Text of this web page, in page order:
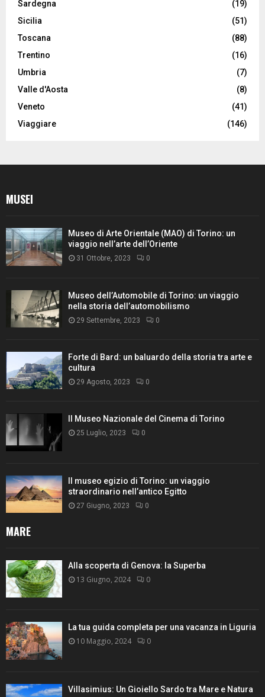
Sardegna
(19)
Sicilia
(51)
Toscana
(88)
Trentino
(16)
Umbria
(7)
Valle d'Aosta
(8)
Veneto
(41)
Viaggiare
(146)
MUSEI
Museo di Arte Orientale (MAO) di Torino: un
viaggio nell’arte dell’Oriente
31 Ottobre, 2023 0
Museo dell’Automobile di Torino: un viaggio
nella storia dell’automobilismo
29 Settembre, 2023 0
Forte di Bard: un baluardo della storia tra arte e
cultura
29 Agosto, 2023 0
Il Museo Nazionale del Cinema di Torino
25 Luglio, 2023 0
Il museo egizio di Torino: un viaggio
straordinario nell’antico Egitto
27 Giugno, 2023 0
MARE
Alla scoperta di Genova: la Superba
13 Giugno, 2024 0
La tua guida completa per una vacanza in Liguria
10 Maggio, 2024 0
Villasimius: Un Gioiello Sardo tra Mare e Natura